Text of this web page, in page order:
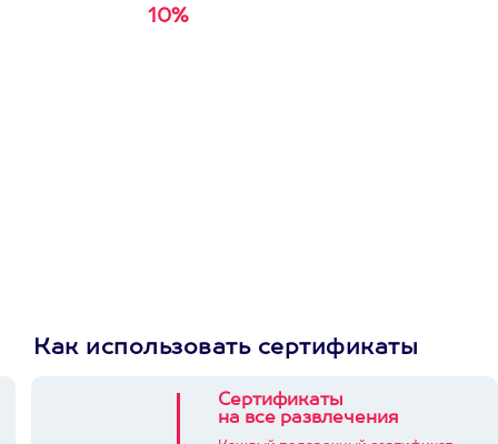
10%
Как использовать сертификаты
Сертификаты
на все развлечения